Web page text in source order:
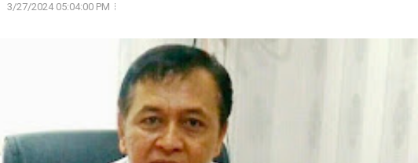
3/27/2024 05:04:00 PM